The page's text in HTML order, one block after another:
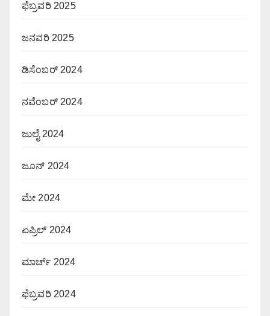
ಫೆಬ್ರವರಿ 2025
ಜನವರಿ 2025
ಡಿಸೆಂಬರ್ 2024
ನವೆಂಬರ್ 2024
ಜುಲೈ 2024
ಜೂನ್ 2024
ಮೇ 2024
ಏಪ್ರಿಲ್ 2024
ಮಾರ್ಚ್ 2024
ಫೆಬ್ರವರಿ 2024